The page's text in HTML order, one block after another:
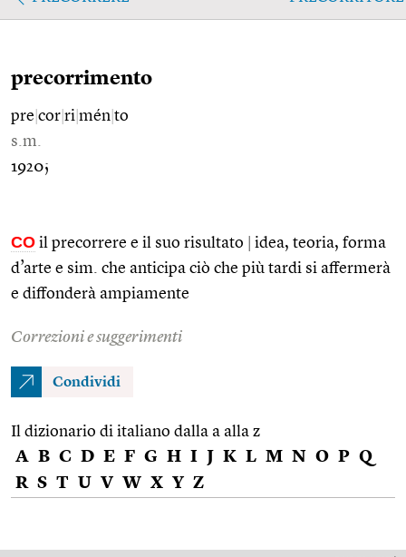
precorrimento
pre cor ri mén to
s.m.
1920;
CO il precorrere e il suo risultato
idea, teoria, forma
d’arte e sim. che anticipa ciò che più tardi si affermerà
e diffonderà ampiamente
Correzioni e suggerimenti
Condividi
Il dizionario di italiano dalla a alla z
A B C D E F G H I J K L M N O P Q
R S T U V W X Y Z